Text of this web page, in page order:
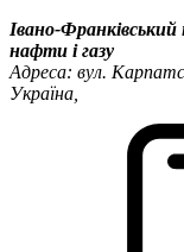
Івано-
нафти і газу
Адреса: вул.
Україна,